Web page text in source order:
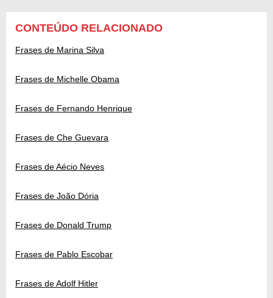
CONTEÚDO RELACIONADO
Frases de Marina Silva
Frases de Michelle Obama
Frases de Fernando Henrique
Frases de Che Guevara
Frases de Aécio Neves
Frases de João Dória
Frases de Donald Trump
Frases de Pablo Escobar
Frases de Adolf Hitler